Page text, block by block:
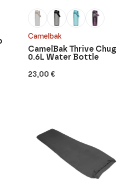
Camelbak
23,00 €
CamelBak Thrive Chug
0.6L Water Bottle